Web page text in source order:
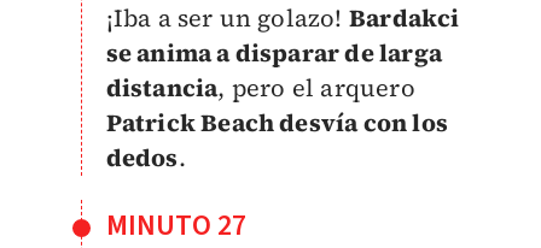
¡Iba a ser un golazo! Bardakci
se anima a disparar de larga
distancia, pero el arquero
Patrick Beach desvía con los
dedos.
MINUTO 27